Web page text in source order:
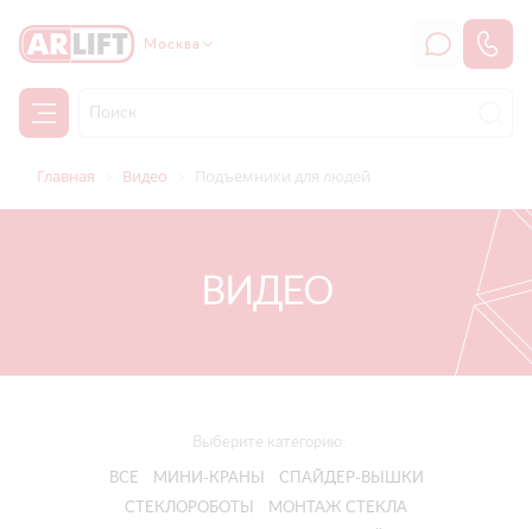
Москва
Главная Видео Подъемники для людей
ВИДЕО
Выберите категорию:
ВСЕ МИНИ-КРАНЫ
СПАЙДЕР-ВЫШКИ
СТЕКЛОРОБОТЫ
МОНТАЖ СТЕКЛА